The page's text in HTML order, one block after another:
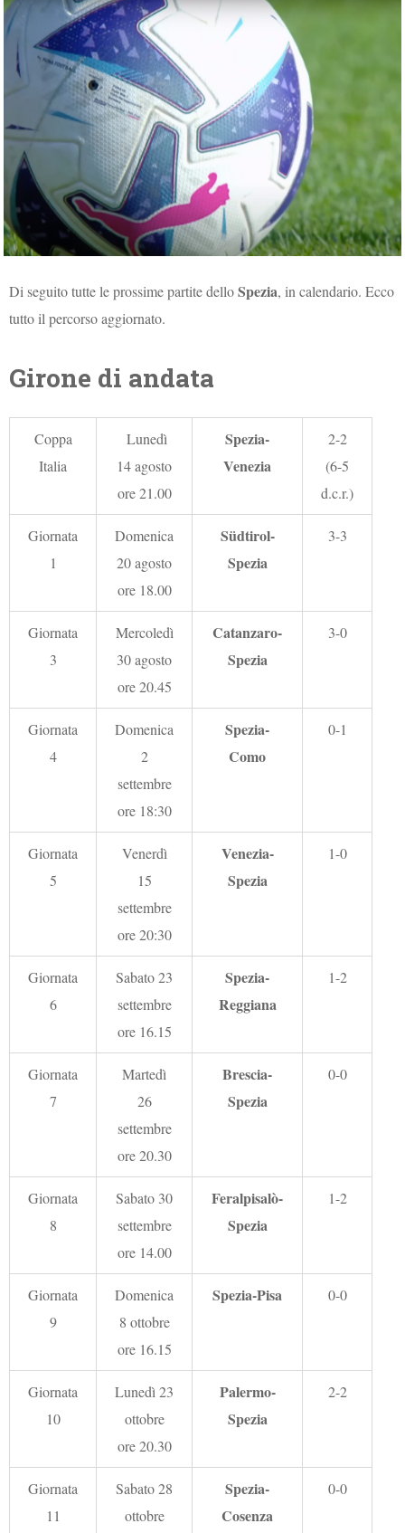
Di seguito tutte le prossime partite delloSpezia, in calendario. Ecco
tutto il percorso aggiornato.
Girone di andata
Coppa
Italia
Lunedì
14 agosto
ore 21.00
Spezia-
Venezia
2-2
(6-5
d.c.r.)
Giornata
1
Domenica
20 agosto
ore 18.00
Südtirol-
Spezia
3-3
Giornata
3
Mercoledì
30 agosto
ore 20.45
Catanzaro-
Spezia
3-0
Giornata
4
Domenica
2
settembre
ore 18:30
Spezia-
Como
0-1
Giornata
5
Venerdì
15
settembre
ore 20:30
Venezia-
Spezia
1-0
Giornata
6
Sabato 23
settembre
ore 16.15
Spezia-
Reggiana
1-2
Giornata
7
Martedì
26
settembre
ore 20.30
Brescia-
Spezia
0-0
Giornata
8
Sabato 30
settembre
ore 14.00
Feralpisalò-
Spezia
1-2
Giornata
9
Domenica
8 ottobre
ore 16.15
Spezia-Pisa 0-0
Giornata
10
Lunedì 23
ottobre
ore 20.30
Palermo-
Spezia
2-2
Giornata
11
Sabato 28
ottobre
Spezia-
Cosenza
0-0